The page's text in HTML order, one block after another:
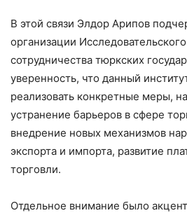
В этой связи Элдор Арипов
организации
сотрудничества тюркских
уверенность, что данный
реализовать конкретные меры,
устранение барьеров в сфере
внедрение новых механизмов
экспорта и импорта, развитие
торговли.
Отдельное внимание было